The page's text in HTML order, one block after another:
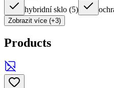
hybridní sklo (5)
Zobrazit více (+3)
Products